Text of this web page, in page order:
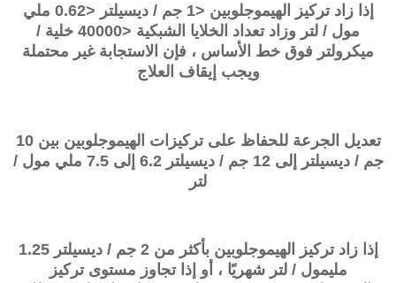
إذا زاد تركيز الهيموجلوبين <1 جم / ديسيلتر <0.62 ملي
مول / لتر وزاد تعداد الخلايا الشبكية <40000 خلية /
ميكرولتر فوق خط الأساس ، فإن الاستجابة غير محتملة
ويجب إيقاف العلاج
تعديل الجرعة للحفاظ على تركيزات الهيموجلوبين بين 10
جم / ديسيلتر إلى 12 جم / ديسيلتر 6.2 إلى 7.5 ملي مول /
لتر
إذا زاد تركيز الهيموجلوبين بأكثر من 2 جم / ديسيلتر 1.25
مليمول / لتر شهريًا ، أو إذا تجاوز مستوى تركيز